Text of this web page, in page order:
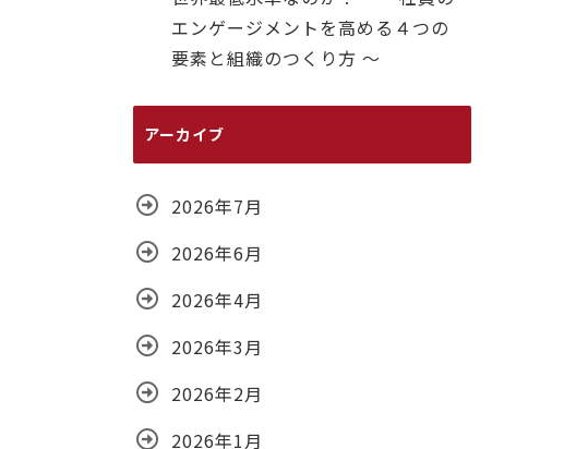
エンゲージメントを高める４つの
要素と組織のつくり方 ～
アーカイブ
2026年7月
2026年6月
2026年4月
2026年3月
2026年2月
2026年1月